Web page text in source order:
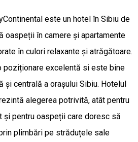
este un hotel în Sibiu de
oaspeții în camere și apartamente
în culori relaxante și atrăgătoare.
poziționare excelentă si este bine
și centrală a orașului Sibiu. Hotelul
alegerea potrivită, atât pentru
și pentru oaspeții care doresc să
plimbări pe străduțele sale